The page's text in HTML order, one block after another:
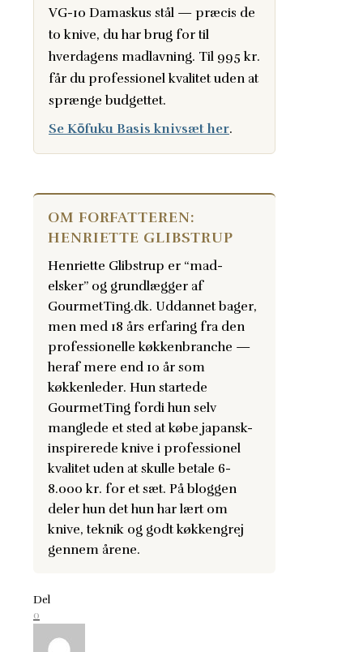
VG-10 Damaskus stål — præcis de
to knive, du har brug for til
hverdagens madlavning. Til 995 kr.
får du professionel kvalitet uden at
sprænge budgettet.
Se Kōfuku Basis knivsæt her.
OM FORFATTEREN:
HENRIETTE GLIBSTRUP
Henriette Glibstrup er “mad-
elsker” og grundlægger af
GourmetTing.dk. Uddannet bager,
men med 18 års erfaring fra den
professionelle køkkenbranche —
heraf mere end 10 år som
køkkenleder. Hun startede
GourmetTing fordi hun selv
manglede et sted at købe japansk-
inspirerede knive i professionel
kvalitet uden at skulle betale 6-
8.000 kr. for et sæt. På bloggen
deler hun det hun har lært om
knive, teknik og godt køkkengrej
gennem årene.
Del
0